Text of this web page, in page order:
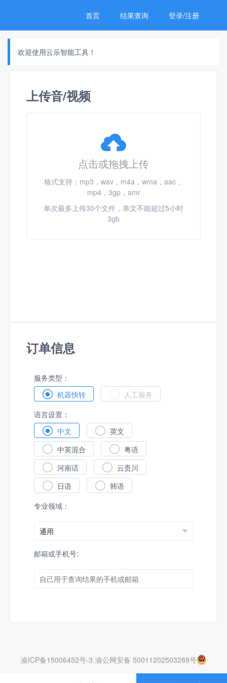
首页 结果查询 登录/注册
欢迎使用云乐智能工具！
上传音/视频

点击或拖拽上传
格式支持：mp3，wav，m4a，wma，aac，
mp4，3gp，amr
单次最多上传30个文件，单文不能超过5小时
3gb
订单信息
服务类型：
 机器快转
人工服务
语言设置：
 中文  英文
 中英混合  粤语
 河南话  云贵川
 日语  韩语
专业领域：
邮箱或手机号:
渝ICP备15006452号-3 渝公网安备 50011202503288号